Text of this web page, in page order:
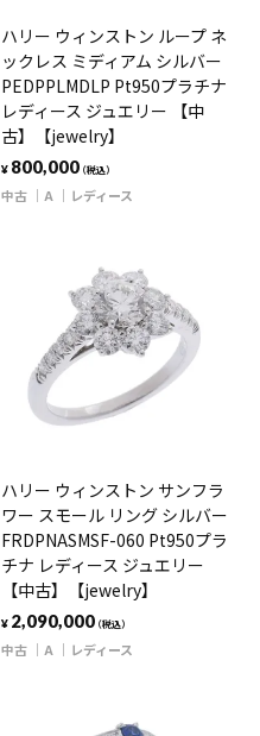
ハリー ウィンストン ループ ネ
ックレス ミディアム シルバー
PEDPPLMDLP Pt950プラチナ
レディース ジュエリー 【中
古】【jewelry】
¥ 800,000（税込）
中古 A レディース
ハリー ウィンストン サンフラ
ワー スモール リング シルバー
FRDPNASMSF-060 Pt950プラ
チナ レディース ジュエリー
【中古】【jewelry】
¥ 2,090,000（税込）
中古 A レディース